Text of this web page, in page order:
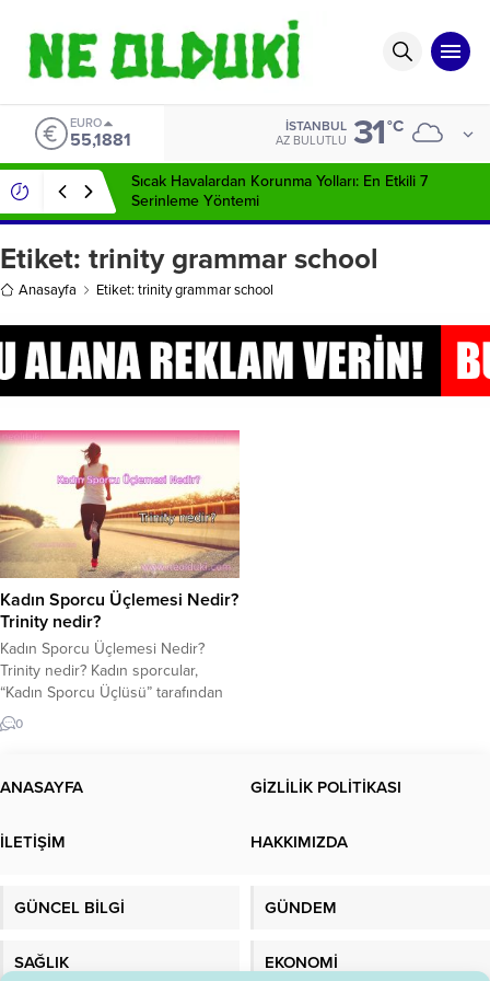
EURO
55,1881
İSTANBUL
AZ BULUTLU 31°C
Sıcak Havalardan Korunma Yolları: En Etkili 7
Serinleme Yöntemi
Etiket: trinity grammar school
Anasayfa Etiket: trinity grammar school
Kadın Sporcu Üçlemesi Nedir?
Trinity nedir?
Kadın Sporcu Üçlemesi Nedir?
Trinity nedir? Kadın sporcular,
“Kadın Sporcu Üçlüsü” tarafından
rahatsız ediliyor. Kadın Sporcu
Üçlemesi nedir? Bayan sporcular,
okuyunuz. Kadın Sporcuların
edinmiştir. Spor daha profesyonel
daha fazla farkına...
0
ANASAYFA GİZLİLİK POLİTİKASI
İLETİŞİM HAKKIMIZDA
GÜNCEL BİLGİ GÜNDEM
SAĞLIK EKONOMİ